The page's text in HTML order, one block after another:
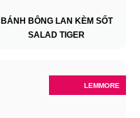
BÁNH BÔNG LAN KÈM SỐT
SALAD TIGER
LEMMORE